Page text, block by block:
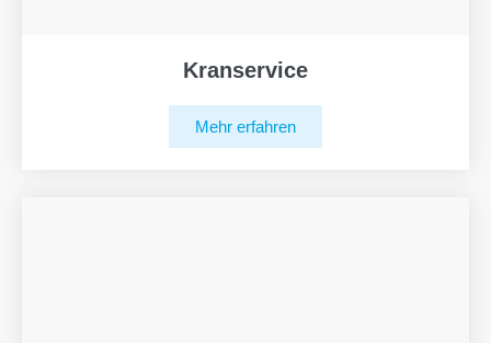
Kranservice
Mehr erfahren